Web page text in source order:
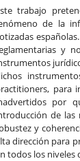
trabajo
de la
y
para
por
de las
y
dirección para
todos los niveles